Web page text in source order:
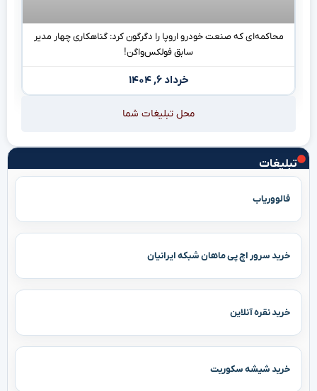
تبلیغات
فالووریاب
خرید سرور اچ پی ماهان شبکه ایرانیان
خرید نقره آنلاین
خرید شیشه سکوریت
محاکمه‌ای که صنعت خودرو اروپا را دگرگون کرد: گناهکاری چهار مدیر
سابق فولکس‌واگن!
خرداد ۶, ۱۴۰۴
محل تبلیغات شما